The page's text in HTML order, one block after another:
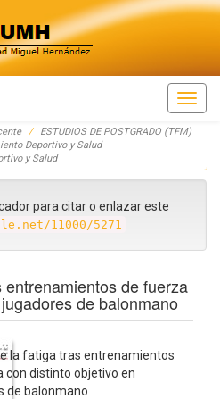
ESTUDIOS DE POSTGRADO (TFM)
Deportivo y Salud
y Salud
para citar o enlazar este
11000/5271
de fuerza
de balonmano
la fatiga tras entrenamientos
con distinto objetivo en
de balonmano